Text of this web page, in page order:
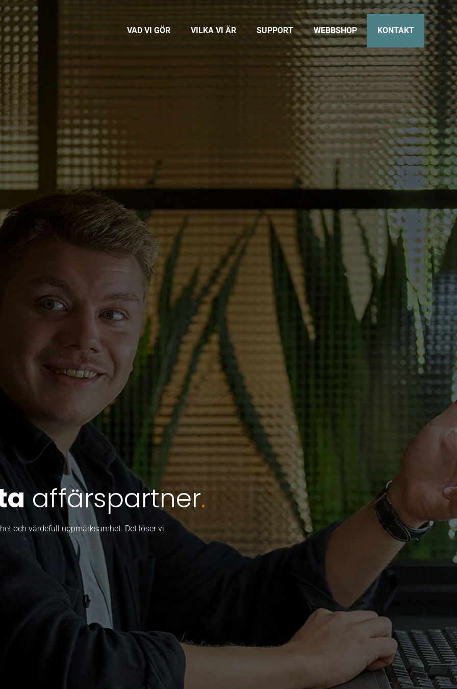
VAD VI GÖR VILKA VI ÄR SUPPORT WEBBSHOP KONTAKT
affärspartner.
och värdefull uppmärksamhet. Det löser vi.